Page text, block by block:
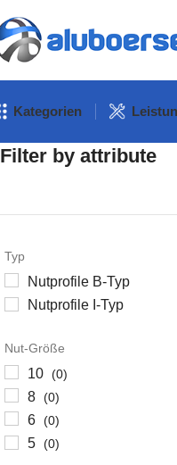
Kategorien
Filter by attribute
Typ
Nutprofile B-Typ
Nutprofile I-Typ
Nut-Größe
10 (0)
8 (0)
6 (0)
5 (0)